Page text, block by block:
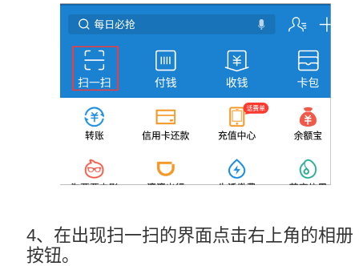
4、在出现扫一扫的界面点击右上角的相册
按钮。